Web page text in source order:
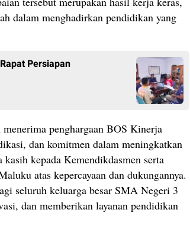
dalam menghadirkan pendidikan yang
Persiapan
penghargaan BOS Kinerja
dan komitmen dalam meningkatkan
kepada Kemendikdasmen serta
atas kepercayaan dan dukungannya.
seluruh keluarga besar SMA Negeri 3
dan memberikan layanan pendidikan